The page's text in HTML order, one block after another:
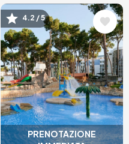
PRENOTAZIONE
Immagine
4.2 / 5